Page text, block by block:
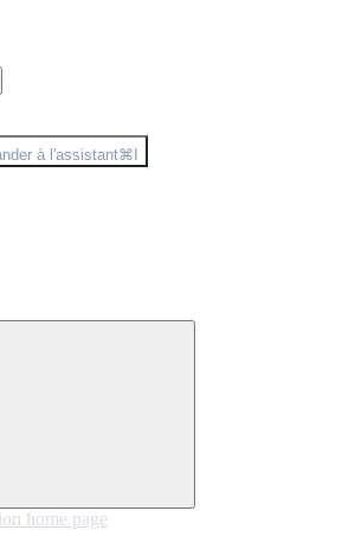
à l'assistant⌘I
home page